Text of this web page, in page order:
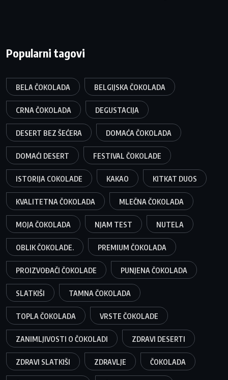
Popularni tagovi
BELA ČOKOLADA BELGIJSKA ČOKOLADA
CRNA ČOKOLADA DEGUSTACIJA
DESERT BEZ ŠEĆERA DOMAĆA ČOKOLADA
DOMAĆI DESERT FESTIVAL ČOKOLADE
ISTORIJA COKOLADE KAKAO KITKAT DUOS
KVALITETNA ČOKOLADA MLEČNA ČOKOLADA
MOJA ČOKOLADA NJAM TEST NUTELA
OBLIK ČOKOLADE. PREMIUM ČOKOLADA
PROIZVOĐAČI ČOKOLADE PUNJENA ČOKOLADA
SLATKIŠI TAMNA ČOKOLADA
TOPLA ČOKOLADA VRSTE ČOKOLADE
ZANIMLJIVOSTI O ČOKOLADI ZDRAVI DESERTI
ZDRAVI SLATKIŠI ZDRAVLJE ČOKOLADA